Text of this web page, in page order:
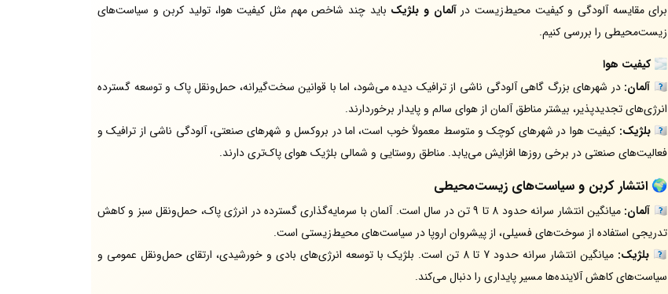
برای مقایسه آلودگی و کیفیت محیط‌زیست در آلمان و بلژیک باید چند شاخص مهم مثل کیفیت هوا، تولید کربن و سیاست‌های
زیست‌محیطی را بررسی کنیم.
🌫️کیفیت هوا
🇩🇪 آلمان: در شهرهای بزرگ گاهی آلودگی ناشی از ترافیک دیده می‌شود، اما با قوانین سخت‌گیرانه، حمل‌ونقل پاک و توسعه گسترده
انرژی‌های تجدیدپذیر، بیشتر مناطق آلمان از هوای سالم و پایدار برخوردارند.
🇧🇪 بلژیک: کیفیت هوا در شهرهای کوچک و متوسط معمولاً خوب است، اما در بروکسل و شهرهای صنعتی، آلودگی ناشی از ترافیک و
فعالیت‌های صنعتی در برخی روزها افزایش می‌یابد. مناطق روستایی و شمالی بلژیک هوای پاک‌تری دارند.
🌍 انتشار کربن و سیاست‌های زیست‌محیطی
🇩🇪 آلمان:
میانگین انتشار سرانه حدود 8 تا 9 تن در سال است. آلمان با سرمایه‌گذاری گسترده در انرژی پاک، حمل‌ونقل سبز و کاهش
تدریجی استفاده از سوخت‌های فسیلی، از پیشروان اروپا در سیاست‌های محیط‌زیستی است.
🇧🇪 بلژیک:
میانگین انتشار سرانه حدود 7 تا 8 تن است. بلژیک با توسعه انرژی‌های بادی و خورشیدی، ارتقای حمل‌ونقل عمومی و
سیاست‌های کاهش آلاینده‌ها مسیر پایداری را دنبال می‌کند.